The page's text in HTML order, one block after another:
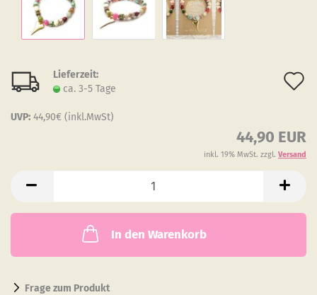
Lieferzeit:
ca. 3-5 Tage
UVP: 44,90€ (inkl.MwSt)
44,90 EUR
inkl. 19% MwSt. zzgl. Versand
In den Warenkorb
Frage zum Produkt